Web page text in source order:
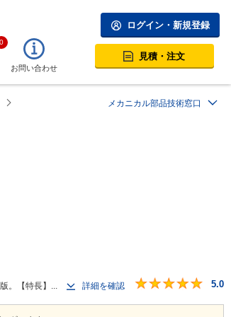
ログイン・新規登録
0
お問い合わせ
見積・注文
メカニカル部品技術窓口
。【特長】... 詳細を確認 5.0